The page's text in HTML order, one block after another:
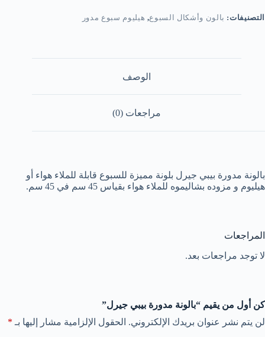
التصنيفات: بالون وأشكال السبوع, هيليوم سبوع مدور
الوصف
مراجعات (0)
بالونة مدورة بيبي جيرل بلونة مميزة للسبوع قابلة للملاء هواء أو
هيليوم و مزوده بشاليموه للملاء هواء بقياس 45 سم في 45 سم.
المراجعات
لا توجد مراجعات بعد.
كن أول من يقيم “بالونة مدورة بيبي جيرل”
لن يتم نشر عنوان بريدك الإلكتروني. الحقول الإلزامية مشار إليها بـ *